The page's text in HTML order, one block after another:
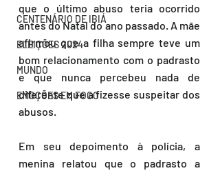
CENTENÁRIO DE IBIÁ
ELEIÇÕES 2024
MUNDO
EMOÇÕES EM FOCO
que o último abuso teria ocorrido
antes do Natal do ano passado. A mãe
afirmou que a filha sempre teve um
bom relacionamento com o padrasto
e que nunca percebeu nada de
diferente que a fizesse suspeitar dos
abusos.
Em seu depoimento à polícia, a
menina relatou que o padrasto a